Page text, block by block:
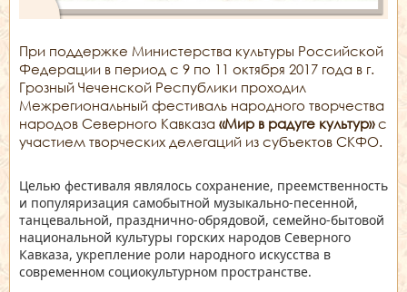
При поддержке Министерства культуры Российской
Федерации в период с 9 по 11 октября 2017 года в г.
Грозный Чеченской Республики проходил
Межрегиональный фестиваль народного творчества
народов Северного Кавказа «Мир в радуге культур»с
участием творческих делегаций из субъектов СКФО.
Целью фестиваля являлось сохранение, преемственность
и популяризация самобытной музыкально-песенной,
танцевальной, празднично-обрядовой, семейно-бытовой
национальной культуры горских народов Северного
Кавказа, укрепление роли народного искусства в
современном социокультурном пространстве.